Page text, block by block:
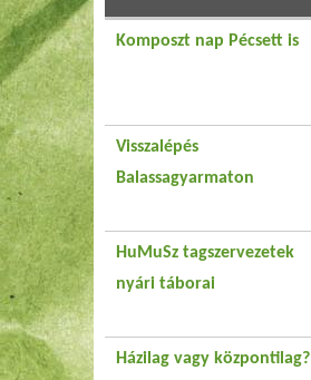
Komposzt nap Pécsett is
Visszalépés
Balassagyarmaton
HuMuSz tagszervezetek
nyári táborai
Házilag vagy központilag?